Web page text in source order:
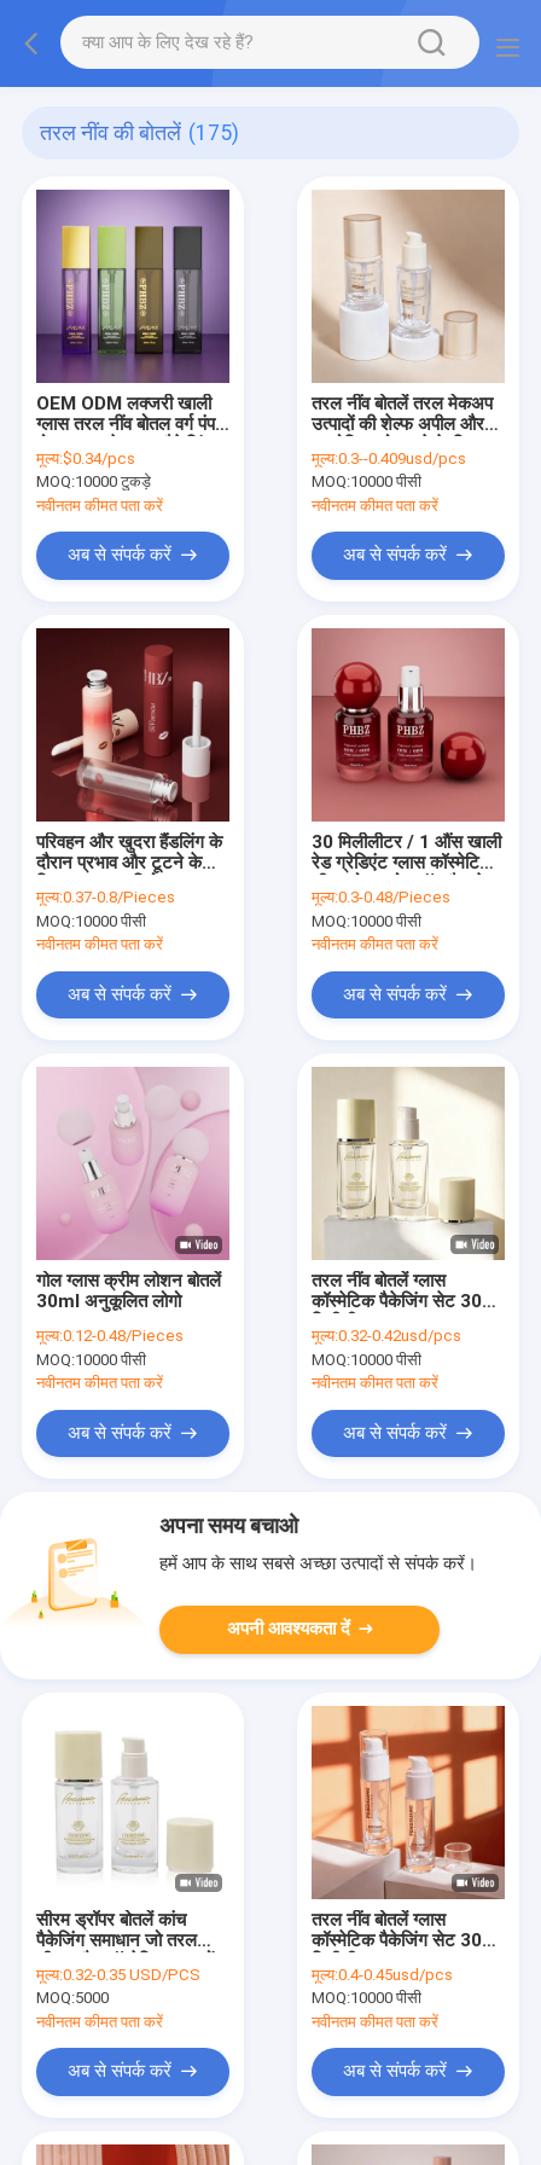
तरल नींव की बोतलें (175)
OEM ODM लक्जरी खाली
ग्लास तरल नींव बोतल वर्ग पंप
के लिए
मूल्य:$0.34/pcs
MOQ:10000 टुकड़े
नवीनतम कीमत पता करें
अब से संपर्क करें
तरल नींव बोतलें तरल मेकअप
उत्पादों की शेल्फ अपील और
डिज़ाइन की गई ग्लास
कॉस्मेटिक पैकेजिंग
मूल्य:0.3--0.409usd/pcs
MOQ:10000 पीसी
नवीनतम कीमत पता करें
अब से संपर्क करें
परिवहन और खुदरा हैंडलिंग के
दौरान प्रभाव और टूटने के
करने वाली तरल नींव की बोतलें
मूल्य:0.37-0.8/Pieces
MOQ:10000 पीसी
नवीनतम कीमत पता करें
अब से संपर्क करें
30 मिलीलीटर / 1 औंस खाली
रेड ग्रेडिएंट ग्लास कॉस्मेटिक
साथ, कस्टम रंग OEM ODM
स्किनकेयर लोशन आवश्यक
तेल के लिए पैकेजिंग
मूल्य:0.3-0.48/Pieces
MOQ:10000 पीसी
नवीनतम कीमत पता करें
अब से संपर्क करें
गोल ग्लास क्रीम लोशन बोतलें
30ml अनुकूलित लोगो
मूल्य:0.12-0.48/Pieces
MOQ:10000 पीसी
नवीनतम कीमत पता करें
अब से संपर्क करें
तरल नींव बोतलें ग्लास
कॉस्मेटिक पैकेजिंग सेट 30
मुद्रण और टिकाऊ लीक सबूत
डिजाइन के साथ
मूल्य:0.32-0.42usd/pcs
MOQ:10000 पीसी
नवीनतम कीमत पता करें
अब से संपर्क करें
अपना समय बचाओ
हमें आप के साथ सबसे अच्छा उत्पादों से संपर्क करें।
अपनी आवश्यकता दें
सीरम ड्रॉपर बोतलें कांच
पैकेजिंग समाधान जो तरल
को कुशलतापूर्वक संरक्षित और
वितरित करने के लिए डिज़ाइन
किए गए हैं
मूल्य:0.32-0.35 USD/PCS
MOQ:5000
नवीनतम कीमत पता करें
अब से संपर्क करें
तरल नींव बोतलें ग्लास
कॉस्मेटिक पैकेजिंग सेट 30
मुद्रण और टिकाऊ लीक सबूत
डिजाइन के साथ
मूल्य:0.4-0.45usd/pcs
MOQ:10000 पीसी
नवीनतम कीमत पता करें
अब से संपर्क करें